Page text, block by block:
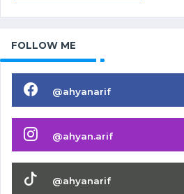
FOLLOW ME
@ahyanarif
@ahyan.arif
@ahyanarif